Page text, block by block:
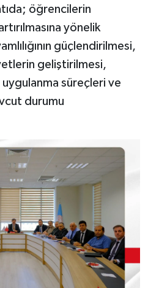
öğrencilerin
yönelik
güçlendirilmesi,
geliştirilmesi,
süreçleri ve
durumu